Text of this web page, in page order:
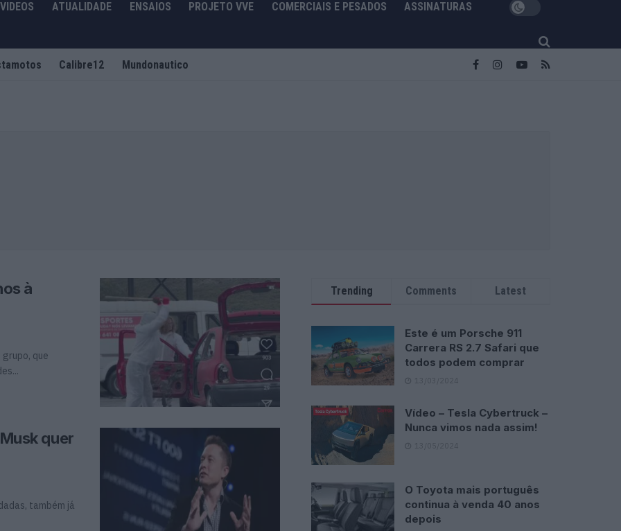
VIDEOS ATUALIDADE ENSAIOS PROJETO VVE COMERCIAIS E PESADOS ASSINATURAS
Calibre12 Mundonautico
à
que
quer
também já
Trending Comments Latest
Este é um Porsche 911
Carrera RS 2.7 Safari que
todos podem comprar
13/03/2024
Vídeo – Tesla Cybertruck –
Nunca vimos nada assim!
13/05/2024
O Toyota mais português
continua à venda 40 anos
depois